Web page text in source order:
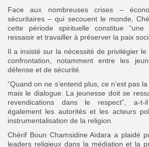
Face aux nombreuses crises –
sécuritaires – qui secouent le monde,
cette période spirituelle constitue
ressaisir et travailler à préserver la paix
Il a insisté sur la nécessité de privilégier
confrontation, notamment entre les
défense et de sécurité.
“Quand on ne s’entend plus, ce n’est pas
mais le dialogue. La jeunesse doit se
revendications dans le respect”, a-t-
également les autorités et les acteurs
instrumentalisation de la religion.
Chérif Boun Chamsidine Aïdara a plaidé
leaders religieux dans la médiation et la